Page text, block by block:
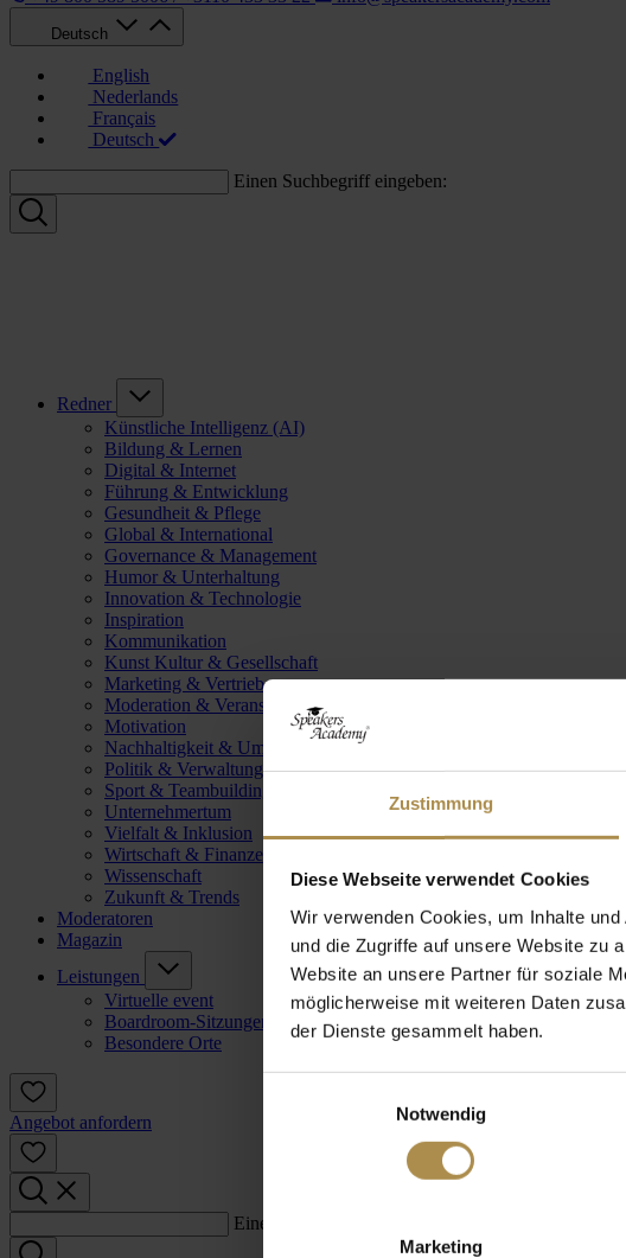
Zustimmung
Diese Webseite verwendet Cookies
Wir verwenden Cookies, um Inhalte
und die Zugriffe auf unsere Website zu
Website an unsere Partner für soziale
möglicherweise mit weiteren Daten
der Dienste gesammelt haben.
Notwendig
Marketing
Deutsch
English
Nederlands
Français
Deutsch
Einen Suchbegriff eingeben:
Redner
Künstliche Intelligenz (AI)
Bildung & Lernen
Digital & Internet
Führung & Entwicklung
Gesundheit & Pflege
Global & International
Governance & Management
Humor & Unterhaltung
Innovation & Technologie
Inspiration
Kommunikation
Kunst Kultur & Gesellschaft
Marketing & Vertrieb
Moderation & Veranstaltungsleitung
Motivation
Nachhaltigkeit & Umwelt
Politik & Verwaltung
Sport & Teambuilding
Unternehmertum
Vielfalt & Inklusion
Wirtschaft & Finanzen
Wissenschaft
Zukunft & Trends
Moderatoren
Magazin
Leistungen
Virtuelle event
Boardroom-Sitzungen
Besondere Orte
Angebot anfordern
Einen Suchbegriff eingeben: